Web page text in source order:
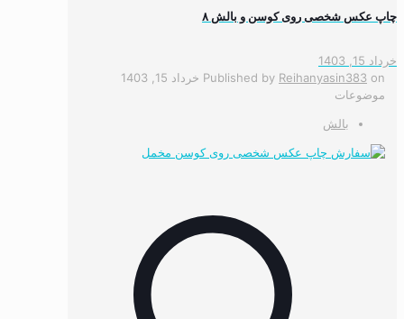
چاپ عکس شخصی روی کوسن و بالش ۸
خرداد 15, 1403
Published by Reihanyasin383 on
خرداد 15, 1403
موضوعات
بالش